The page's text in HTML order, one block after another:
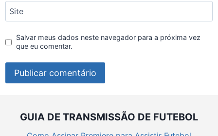
Site
Salvar meus dados neste navegador para a próxima vez
que eu comentar.
GUIA DE TRANSMISSÃO DE FUTEBOL